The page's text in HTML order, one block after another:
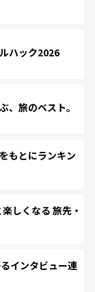
ハック2026
旅のベスト。
もとにランキン
しくなる 旅先・
インタビュー連